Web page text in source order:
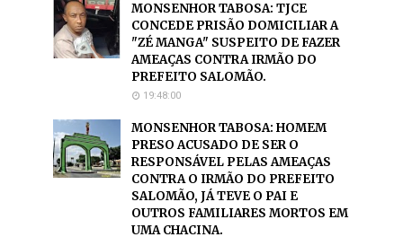
MONSENHOR TABOSA: TJCE
CONCEDE PRISÃO DOMICILIAR A
"ZÉ MANGA" SUSPEITO DE FAZER
AMEAÇAS CONTRA IRMÃO DO
PREFEITO SALOMÃO.
19:48:00
MONSENHOR TABOSA: HOMEM
PRESO ACUSADO DE SER O
RESPONSÁVEL PELAS AMEAÇAS
CONTRA O IRMÃO DO PREFEITO
SALOMÃO, JÁ TEVE O PAI E
OUTROS FAMILIARES MORTOS EM
UMA CHACINA.